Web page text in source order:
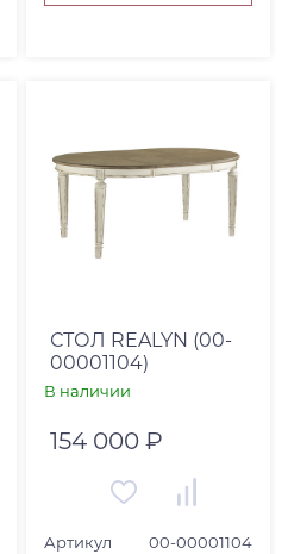
СТОЛ REALYN (00-
00001104)
В наличии
154 000 ₽
Артикул 00-00001104